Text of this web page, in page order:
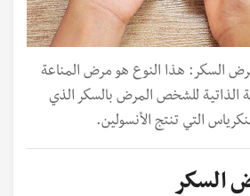
السكر: هذا النوع هو مرض المناعة
الذاتية للشخص المرض بالسكر الذي
التي تنتج الأنسولين.
السكر